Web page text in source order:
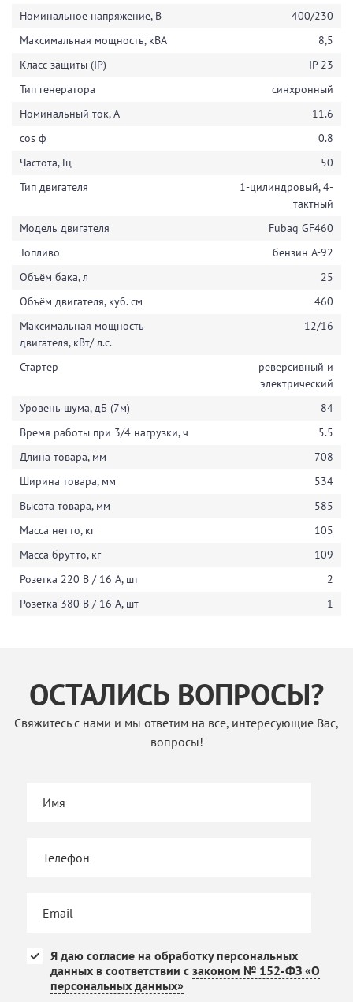
Номинальное напряжение, В
400/230
Максимальная мощность, кВА
8,5
Класс защиты (IP)
IP 23
Тип генератора
синхронный
Номинальный ток, A
11.6
cos ф
0.8
Частота, Гц
50
Тип двигателя
1-цилиндровый, 4-
тактный
Модель двигателя
Fubag GF460
Топливо
бензин А-92
Объём бака, л
25
Объём двигателя, куб. см
460
Максимальная мощность
двигателя, кВт/ л.с.
12/16
Стартер
реверсивный и
электрический
Уровень шума, дБ (7м)
84
Время работы при 3/4 нагрузки, ч
5.5
Длина товара, мм
708
Ширина товара, мм
534
Высота товара, мм
585
Масса нетто, кг
105
Масса брутто, кг
109
Розетка 220 В / 16 А, шт
2
Розетка 380 В / 16 А, шт
1
ОСТАЛИСЬ ВОПРОСЫ?
Свяжитесь с нами и мы ответим на все, интересующие Вас,
вопросы!
Я даю согласие на обработку персональных
данных в соответствии с законом № 152-ФЗ «О
персональных данных»